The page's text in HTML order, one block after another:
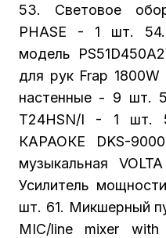
53. Световое
PHASE - 1 шт. 54.
модель
для рук Frap
настенные - 9 шт.
T24HSN/I - 1 шт.
КАРАОКЕ DKS-
музыкальная
Усилитель
шт. 61. Микшерный
MIC/line mixer